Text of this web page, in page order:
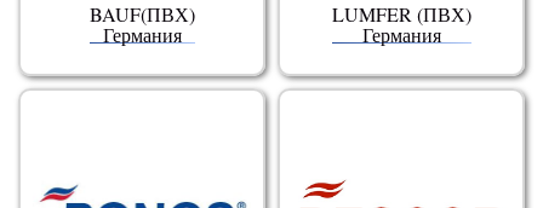
BAUF(ПВХ)
Германия
LUMFER (ПВХ)
Германия